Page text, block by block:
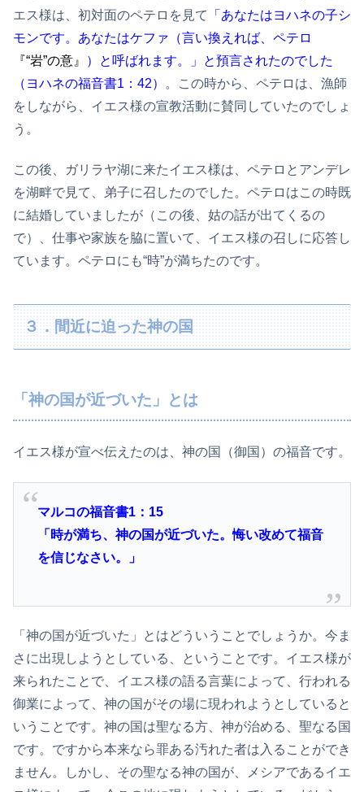
エス様は、初対面のペテロを見て
「あなたはヨハネの子シ
モンです。あなたはケファ（言い換えれば、ペテロ
『“岩”の意』
）と呼ばれます。」と預言されたのでした
（ヨハネの福音書1：42）
。この時から、ペテロは、漁師
をしながら、イエス様の宣教活動に賛同していたのでしょ
う。
この後、ガリラヤ湖に来たイエス様は、ペテロとアンデレ
を湖畔で見て、弟子に召したのでした。ペテロはこの時既
に結婚していましたが（この後、姑の話が出てくるの
で）、仕事や家族を脇に置いて、イエス様の召しに応答し
ています。ペテロにも“時”が満ちたのです。
３．間近に迫った神の国
「神の国が近づいた」とは
イエス様が宣べ伝えたのは、神の国（御国）の福音です。
マルコの福音書1：15
「時が満ち、神の国が近づいた。悔い改めて福音
を信じなさい。」
「神の国が近づいた」とはどういうことでしょうか。今ま
さに出現しようとしている、ということです。イエス様が
来られたことで、イエス様の語る言葉によって、行われる
御業によって、神の国がその場に現われようとしていると
いうことです。神の国は聖なる方、神が治める、聖なる国
です。ですから本来なら罪ある汚れた者は入ることができ
ません。しかし、その聖なる神の国が、メシアであるイエ